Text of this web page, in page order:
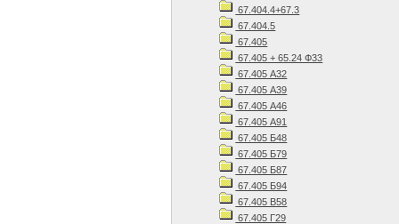
67.404.4+67.3
67.404.5
67.405
67.405 + 65.24 Ф33
67.405 А32
67.405 А39
67.405 А46
67.405 А91
67.405 Б48
67.405 Б79
67.405 Б87
67.405 Б94
67.405 В58
67.405 Г29